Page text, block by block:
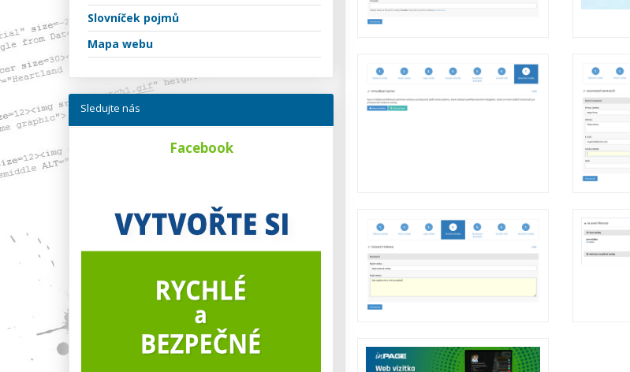
Slovníček pojmů
Mapa webu
Sledujte nás
Facebook